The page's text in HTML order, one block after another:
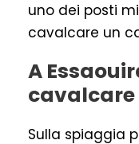
uno dei posti
cavalcare un
A
cavalcare
Sulla spiaggia